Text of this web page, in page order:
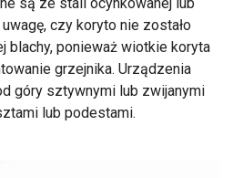
są ze stali ocynkowanej lub
czy koryto nie zostało
blachy, ponieważ wiotkie koryta
grzejnika. Urządzenia
góry sztywnymi lub zwijanymi
lub podestami.